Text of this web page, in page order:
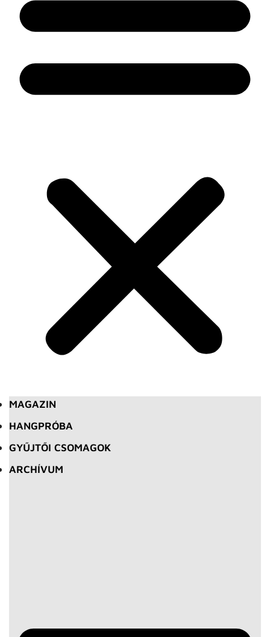
MAGAZIN
HANGPRÓBA
GYŰJTŐI CSOMAGOK
ARCHÍVUM